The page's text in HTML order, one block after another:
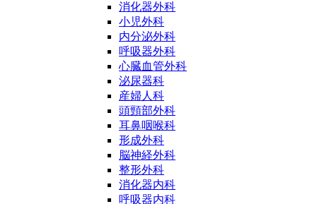
消化器外科
小児外科
内分泌外科
呼吸器外科
心臓血管外科
泌尿器科
産婦人科
頭頸部外科
耳鼻咽喉科
形成外科
脳神経外科
整形外科
消化器内科
呼吸器内科